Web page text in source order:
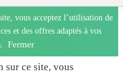
Accueil
Les balades
vous acceptez l’utilisation de
et des offres adaptés à vos
Fermer
sur ce site, vous